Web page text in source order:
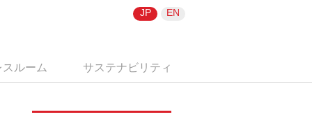
スルーム サステナビリティ
JP EN